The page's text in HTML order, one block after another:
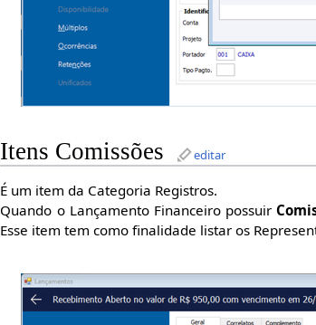
Itens Comissões editar
É um item da Categoria Registros.
Quando o Lançamento Financeiro possuir
Esse item tem como finalidade listar os